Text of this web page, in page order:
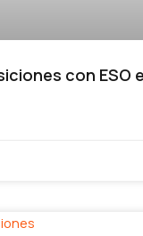
con ESO